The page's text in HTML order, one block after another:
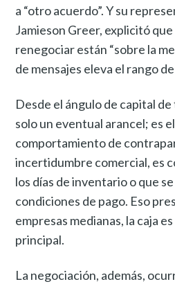
a “otro acuerdo”. Y su
Jamieson Greer, explicitó
renegociar están “sobre la
de mensajes eleva el rango
Desde el ángulo de capital
solo un eventual arancel; es
comportamiento de
incertidumbre comercial, es
los días de inventario o que
condiciones de pago. Eso
empresas medianas, la caja
principal.
La negociación, además,